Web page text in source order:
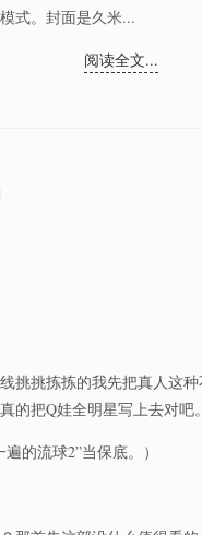
式。封面是久米...
阅读全文...
挑挑拣拣的我先把真人这
把Q娃全明星写上去对吧
的流球2”当保底。）